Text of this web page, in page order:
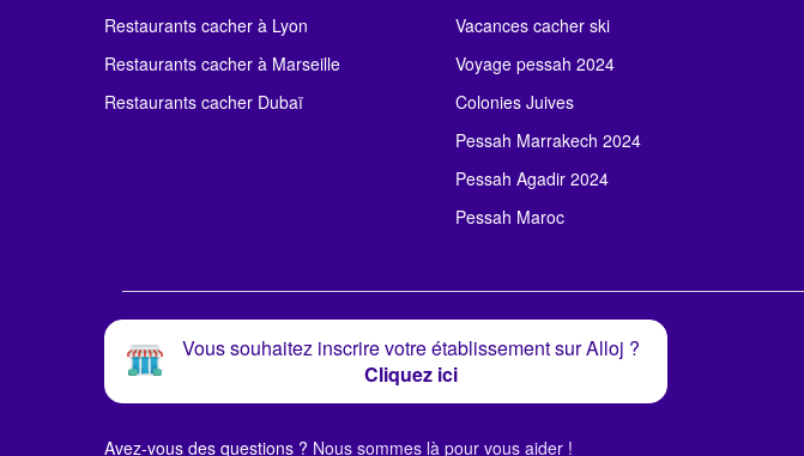
Restaurants cacher à Lyon
Restaurants cacher à Marseille
Restaurants cacher Dubaï
Vacances cacher ski
Voyage pessah 2024
Colonies Juives
Pessah Marrakech 2024
Pessah Agadir 2024
Pessah Maroc
Vous souhaitez inscrire votre établissement sur Alloj ?
Cliquez ici
Avez-vous des questions ? Nous sommes là pour vous aider !